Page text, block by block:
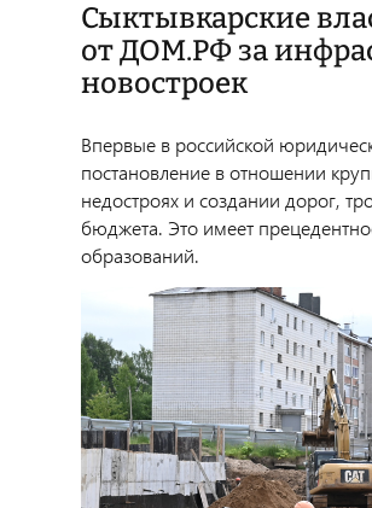
Сыктывкарские
от ДОМ.РФ за
новостроек
Впервые в российской
постановление в отношении
недостроях и создании дорог,
бюджета. Это имеет
образований.